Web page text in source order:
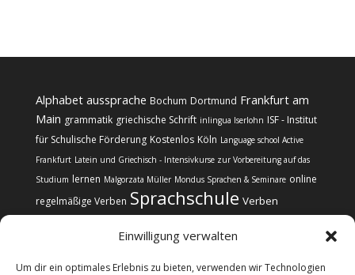
Einwilligung verwalten
Um dir ein optimales Erlebnis zu bieten, verwenden wir Technologien
Alphabet aussprache Bochum Dortmund Frankfurt am
Main grammatik griechische Schrift inlingua Iserlohn ISF - Institut
für Schulische Förderung Kostenlos Köln Language school Active
Frankfurt Latein und Griechisch - Intensivkurse zur Vorbereitung auf das
Studium lernen Malgorzata Müller Mondus Sprachen & Seminare online
regelmäßige Verben Sprachschule Verben